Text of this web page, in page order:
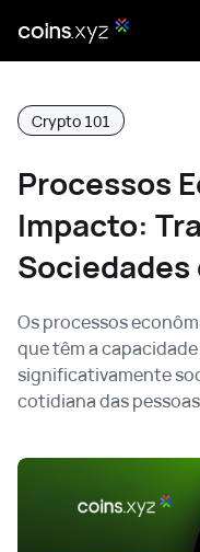
Crypto 101
Processos
Impacto:
Sociedades
Os processos
que têm a
significativamente
cotidiana das